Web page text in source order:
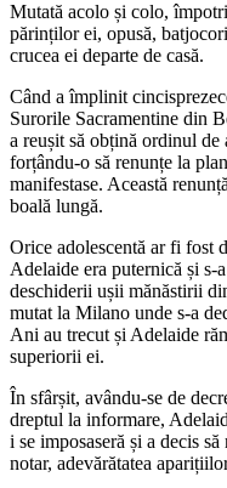
Mutată acolo și colo,
părinților ei, opusă,
crucea ei departe de casă.
Când a împlinit
Surorile Sacramentine din
a reușit să obțină ordinul de
forțându-o să renunțe la
manifestase. Această
boală lungă.
Orice adolescentă ar fi fost
Adelaide era puternică și s-
deschiderii ușii mănăstirii
mutat la Milano unde s-a
Ani au trecut și Adelaide
superiorii ei.
În sfârșit, avându-se de
dreptul la informare,
i se imposaseră și a decis
notar, adevărătatea